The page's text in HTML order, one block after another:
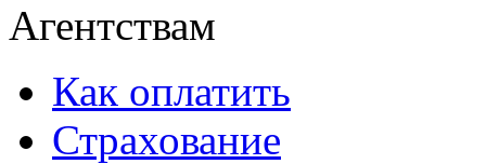
Агентствам
Как оплатить
Страхование